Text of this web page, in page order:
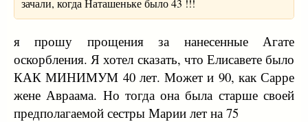
зачали, когда Наташеньке было 43 !!!
я прошу прощения за нанесенные Агате
оскорбления. Я хотел сказать, что Елисавете было
КАК МИНИМУМ 40 лет. Может и 90, как Сарре
жене Авраама. Но тогда она была старше своей
предполагаемой сестры Марии лет на 75